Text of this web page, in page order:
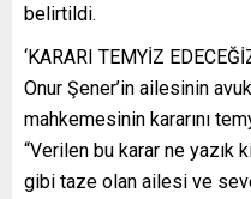
belirtildi.
‘KARARI TEMYİZ
Onur Şener’in ailesinin
mahkemesinin kararını
“Verilen bu karar ne yazık
gibi taze olan ailesi ve